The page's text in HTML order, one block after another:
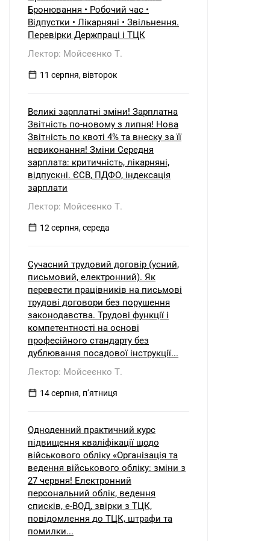
Бронювання • Робочий час •
Відпустки • Лікарняні • Звільнення.
Перевірки Держпраці і ТЦК
Лектор: Мойсеєнко Т.
11 серпня, вівторок
Великі зарплатні зміни! Зарплатна
Звітність по-новому з липня! Нова
Звітність по квоті 4% та внеску за її
невиконання! Зміни Середня
зарплата: критичність, лікарняні,
відпускні. ЄСВ, ПДФО, індексація
зарплати
Лектор: Мойсеєнко Т.
12 серпня, середа
Сучасний трудовий договір (усний,
письмовий, електронний). Як
перевести працівників на письмові
трудові договори без порушення
законодавства. Трудові функції і
компетентності на основі
професійного стандарту без
дублювання посадової інструкції...
Лектор: Мойсеєнко Т.
14 серпня, пʼятниця
Одноденний практичний курс
підвищення кваліфікації щодо
військового обліку «Організація та
ведення військового обліку: зміни з
27 червня! Електронний
персональний облік, ведення
списків, е-ВОД, звірки з ТЦК,
повідомлення до ТЦК, штрафи та
помилки...